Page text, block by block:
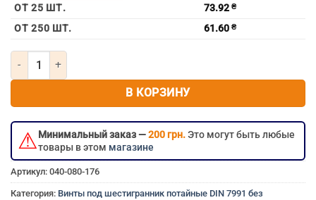
болт потай 20мм 20×60 мм 20×60 20х60 20*60 м20×60
ОТ 25 ШТ. 73.92 ₴
ОТ 250 ШТ. 61.60 ₴
Количество товара Винт потайной под шестигранник без
В КОРЗИНУ
⚠Минимальный заказ —200 грн.Это могут быть любые
товары в этом магазине
Артикул: 040-080-176
Категория: Винты под шестигранник потайные DIN 7991 без